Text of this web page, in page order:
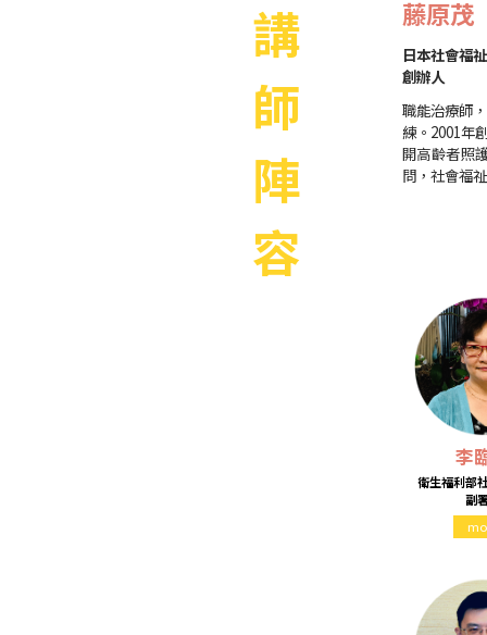
講
師
陣
容
藤原茂
日本社會福
創辦人
職能治療師
練。2001年
開高齡者照
問，社會福
李
衛生福利部
副